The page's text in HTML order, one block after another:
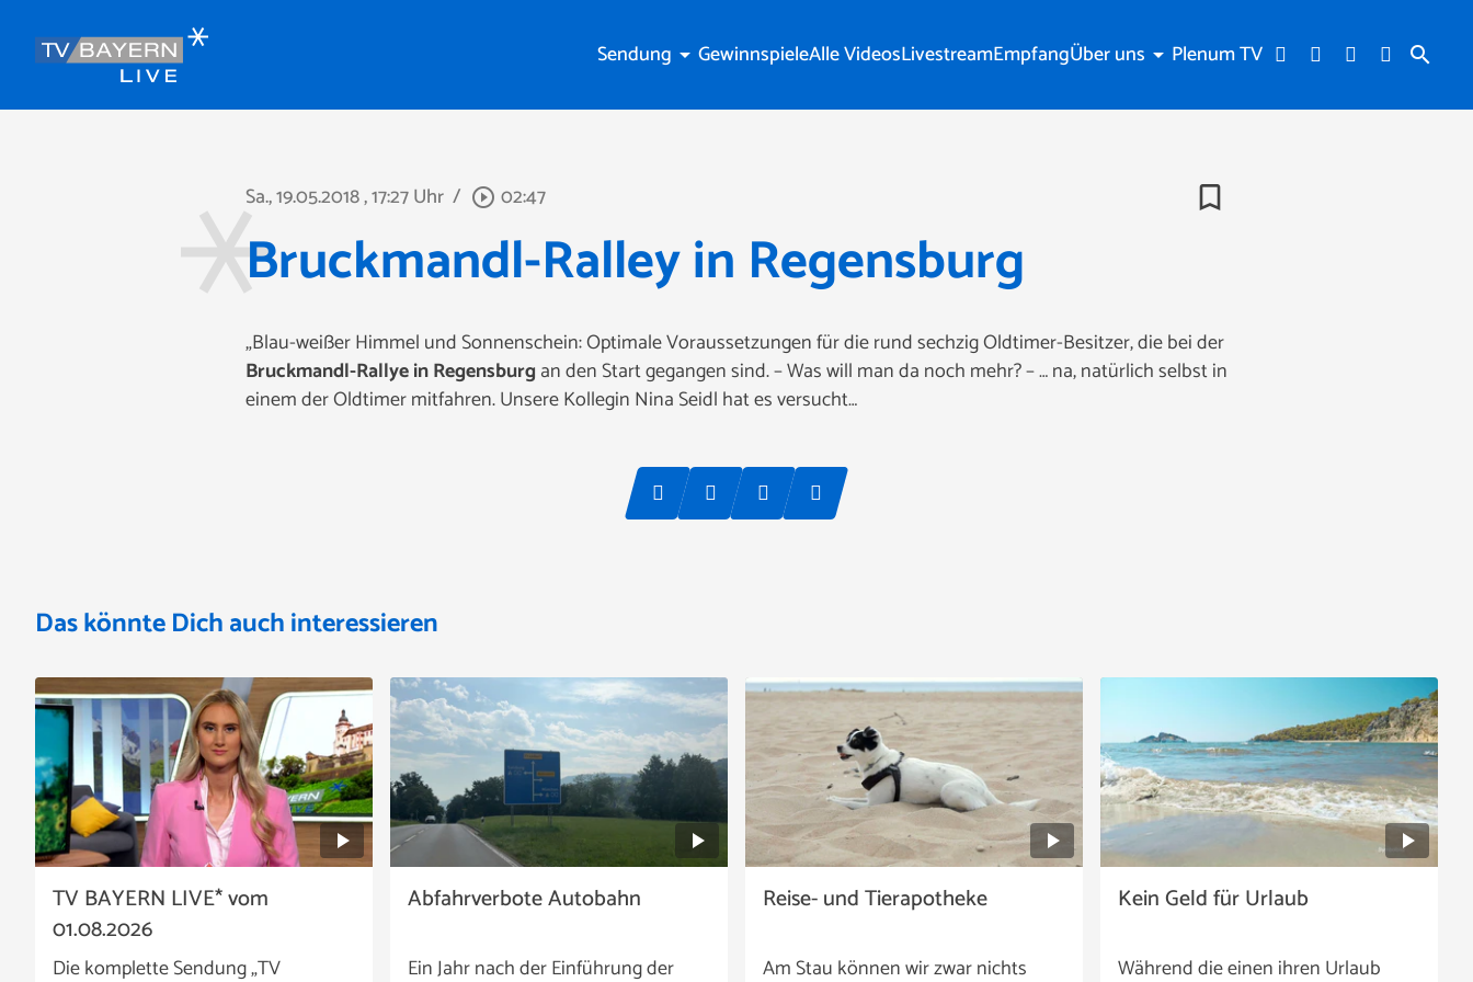
search
Sendung arrow_drop_down GewinnspieleAlle VideosLivestreamEmpfangÜber uns arrow_drop_down Plenum TV
Sa., 19.05.2018, 17:27 Uhr / play_circle_outline 02:47 bookmark_border
Bruckmandl-Ralley in Regensburg
„Blau-weißer Himmel und Sonnenschein: Optimale Voraussetzungen für die rund sechzig Oldtimer-Besitzer, die bei der
Bruckmandl-Rallye in Regensburg an den Start gegangen sind. – Was will man da noch mehr? – … na, natürlich selbst in
einem der Oldtimer mitfahren. Unsere Kollegin Nina Seidl hat es versucht…
Das könnte Dich auch interessieren
TV BAYERN LIVE* vom
01.08.2026
Die komplette Sendung „TV
Abfahrverbote Autobahn
Ein Jahr nach der Einführung der
Reise- und Tierapotheke
Am Stau können wir zwar nichts
Kein Geld für Urlaub
Während die einen ihren Urlaub